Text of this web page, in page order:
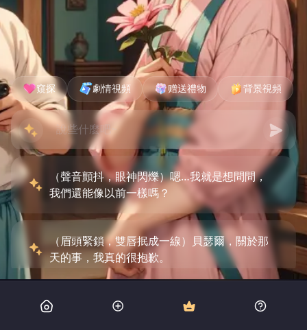
窺探 劇情視頻 赠送禮物 背景視頻
（聲音顫抖，眼神閃爍）嗯…我就是想問問，
我們還能像以前一樣嗎？
（眉頭緊鎖，雙唇抿成一線）貝瑟爾，關於那
天的事，我真的很抱歉。